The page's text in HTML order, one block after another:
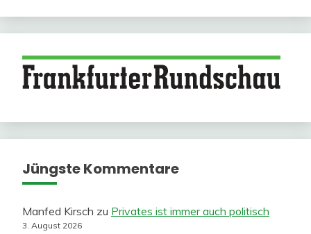
Jüngste Kommentare
Manfed Kirsch zu Privates ist immer auch politisch
3. August 2026